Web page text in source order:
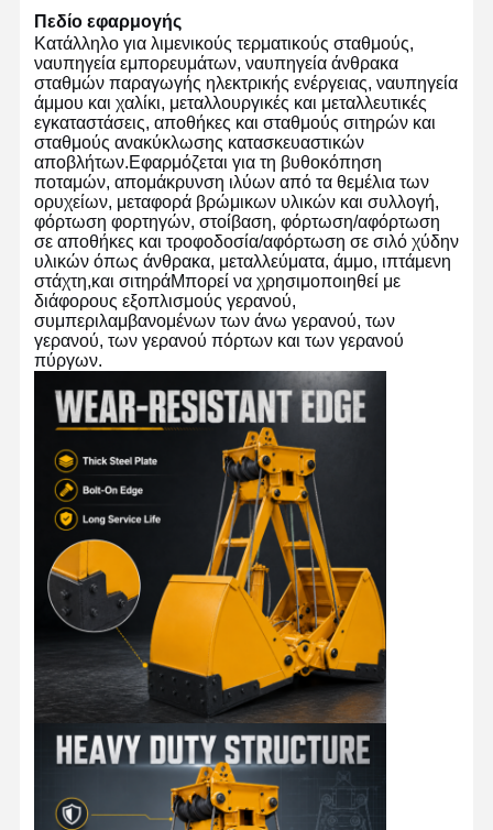
Γύρος
Εργοστασίων
Ποιοτικός
Έλεγχος
Επαφή Νέα
Όλες Οι
Περιπτώσεις
Συνομιλία
Τώρα
Τροχοί γερανού
Τύμπανο σχοινιών καλωδίων
Κράνος Αγκώνα
Μπλοκ τροχαλίας γερανού
Αρπαγές
Γερανός
Κινητήρας ταχυτήτων & φρένο
Ανυψωτήρας
Εξοπλισμός μεταφορών
Συσκευές ανύψωσης
Συσκευές γερανού
Πεδίο εφαρμογής
Κατάλληλο για λιμενικούς τερματικούς σταθμούς,
ναυπηγεία εμπορευμάτων, ναυπηγεία άνθρακα
σταθμών παραγωγής ηλεκτρικής ενέργειας, ναυπηγεία
άμμου και χαλίκι, μεταλλουργικές και μεταλλευτικές
εγκαταστάσεις, αποθήκες και σταθμούς σιτηρών και
σταθμούς ανακύκλωσης κατασκευαστικών
αποβλήτων.Εφαρμόζεται για τη βυθοκόπηση
ποταμών, απομάκρυνση ιλύων από τα θεμέλια των
ορυχείων, μεταφορά βρώμικων υλικών και συλλογή,
φόρτωση φορτηγών, στοίβαση, φόρτωση/αφόρτωση
σε αποθήκες και τροφοδοσία/αφόρτωση σε σιλό χύδην
υλικών όπως άνθρακα, μεταλλεύματα, άμμο, ιπτάμενη
στάχτη,και σιτηράΜπορεί να χρησιμοποιηθεί με
διάφορους εξοπλισμούς γερανού,
συμπεριλαμβανομένων των άνω γερανού, των
γερανού, των γερανού πόρτων και των γερανού
πύργων.